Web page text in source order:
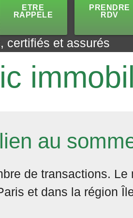
ETRE
RAPPELE
PRENDRE
RDV
certifiés et assurés
au
de transactions. Le
et dans la région